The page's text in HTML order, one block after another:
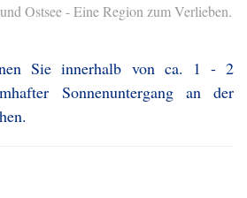
Ostsee - Eine Region zum Verlieben.
Sie innerhalb von ca. 1 - 2
Sonnenuntergang an der